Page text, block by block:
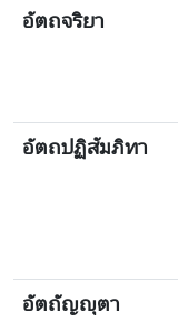
อัตถจริยา
อัตถปฏิสัมภิทา
อัตถัญญุตา